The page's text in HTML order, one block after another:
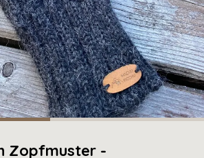
Zopfmuster -